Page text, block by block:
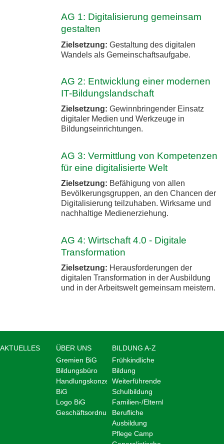
AG 1: Digitalisierung gemeinsam
gestalten
Zielsetzung: Gestaltung des digitalen
Wandels als Gemeinschaftsaufgabe.
AG 2: Entwicklung einer modernen
IT-Bildungslandschaft
Zielsetzung: Gewinnbringender Einsatz
digitaler Medien und Werkzeuge in
Bildungseinrichtungen.
AG 3: Vermittlung von Kompetenzen
für eine digitalisierte Welt
Zielsetzung: Befähigung von allen
Bevölkerungsgruppen, an den Chancen der
Digitalisierung teilzuhaben. Wirksame und
nachhaltige Medienerziehung.
AG 4: Wirtschaft 4.0 - Digitale
Transformation
Zielsetzung: Herausforderungen der
digitalen Transformation in der Ausbildung
und in der Arbeitswelt gemeinsam meistern.
AKTUELLES
ÜBER UNS
Gremien BiG
Bildungsbüro
Handlungskonzept
BiG
Logo BiG
Geschäftsordnung
BILDUNG A-Z
Frühkindliche
Bildung
Weiterführende
Schulbildung
Familien-/Elternbildung
Berufliche
Ausbildung
Pflege Camp